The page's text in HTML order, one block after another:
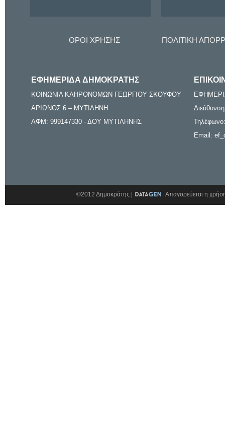
ΟΡΟΙ ΧΡΗΣΗΣ ΠΟΛΙΤΙΚΗ
ΕΦΗΜΕΡΙΔΑ ΔΗΜΟΚΡΑΤΗΣ
ΚΟΙΝΩΝΙΑ ΚΛΗΡΟΝΟΜΩΝ ΓΕΩΡΓΙΟΥ ΣΚΟΥΦΟΥ
ΑΡΙΩΝΟΣ 6 – ΜΥΤΙΛΗΝΗ
ΑΦΜ: 999147330 - ΔΟΥ ΜΥΤΙΛΗΝΗΣ
Email:
©2012 Δημοκράτης | Απαγορεύεται η